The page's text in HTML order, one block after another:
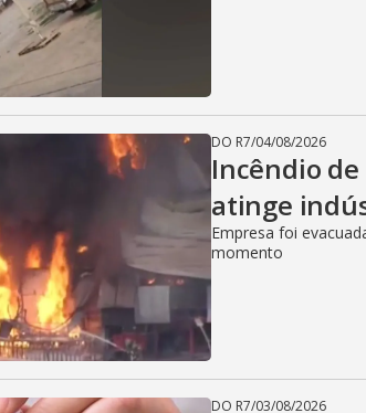
DO R7/04/08/2026
Incêndio
atinge
Empresa foi
momento
DO R7/03/08/2026